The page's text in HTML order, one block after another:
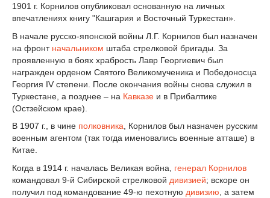
1901 г. Корнилов опубликовал основанную на личных
впечатлениях книгу "Кашгария и Восточный Туркестан».
В начале русско-японской войны Л.Г. Корнилов был назначен
на фронт начальником штаба стрелковой бригады. За
проявленную в боях храбрость Лавр Георгиевич был
награжден орденом Святого Великомученика и Победоносца
Георгия IV степени. После окончания войны снова служил в
Туркестане, а позднее – на Кавказе и в Прибалтике
(Остзейском крае).
В 1907 г., в чине полковника, Корнилов был назначен русским
военным агентом (так тогда именовались военные атташе) в
Китае.
Когда в 1914 г. началась Великая война, генерал Корнилов
командовал 9-й Сибирской стрелковой дивизией; вскоре он
получил под командование 49-ю пехотную дивизию , а затем